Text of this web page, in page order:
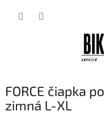
FORCE čiapka
zimná L-XL